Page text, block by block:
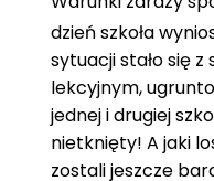
dzień szkoła
sytuacji stało się
lekcyjnym,
jednej i drugiej
nietknięty! A jaki
zostali jeszcze